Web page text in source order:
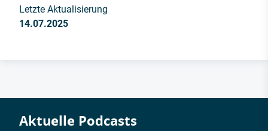
Letzte Aktualisierung
14.07.2025
Aktuelle Podcasts